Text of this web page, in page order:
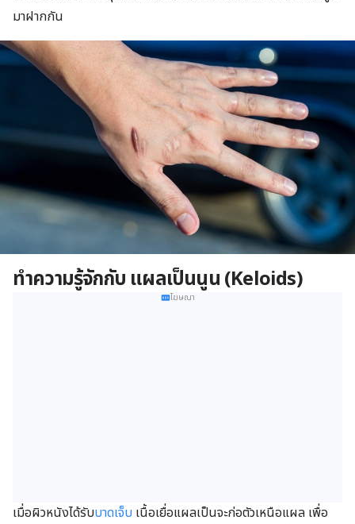
มาฝากกัน
ทำความรู้จักกับ แผลเป็นนูน(Keloids)
โฆษณา
เมื่อผิวหนังได้รับบาดเจ็บ เนื้อเยื่อแผลเป็นจะก่อตัวเหนือแผล เพื่อ